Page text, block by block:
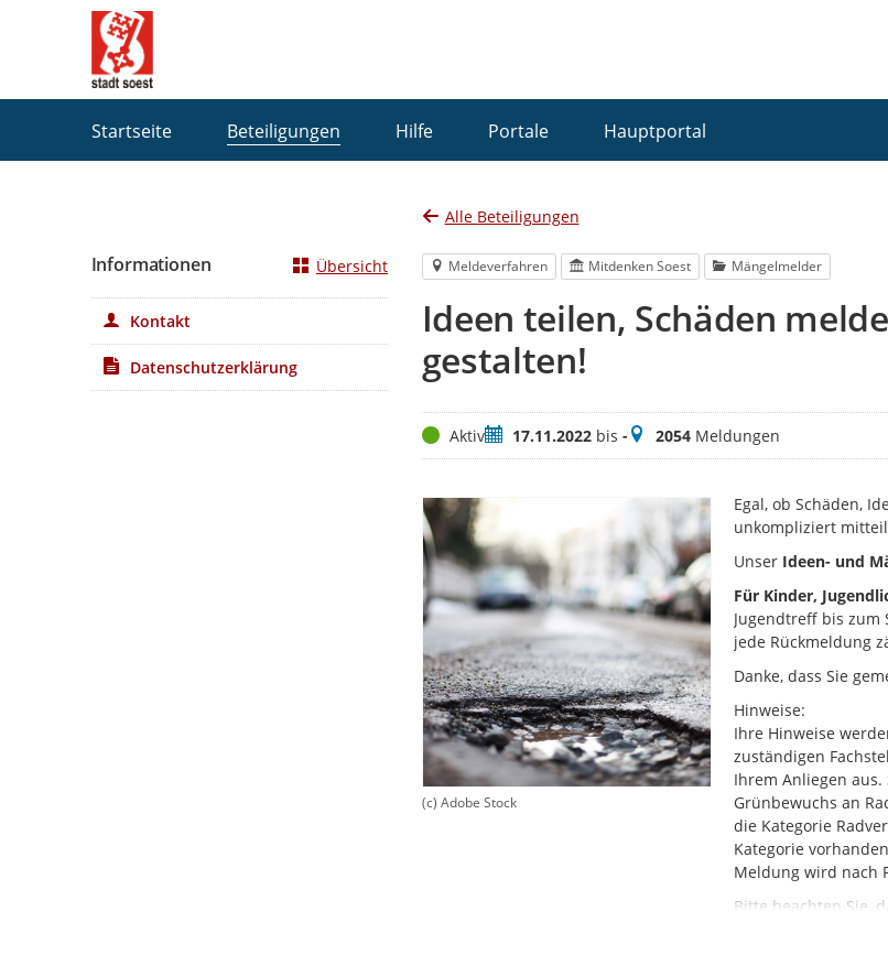
Startseite Beteiligungen Hilfe Portale Hauptportal
Alle Beteiligungen
Meldeverfahren Mitdenken Soest Mängelmelder
Ideen teilen, Schäden
gestalten!
StatusAktivZeitraum
17.11.2022bis -Meldungen
2054Meldungen
(c) Adobe Stock
Egal, ob Schäden,
unkompliziert
Unser Ideen- und
Für Kinder,
Jugendtreff bis zum
jede Rückmeldung
Danke, dass Sie
Hinweise:
Ihre Hinweise
zuständigen
Ihrem Anliegen
Grünbewuchs an
die Kategorie
Kategorie
Meldung wird nach
Bitte beachten Sie,
nicht über den
Informationen Übersicht
Kontakt
Datenschutzerklärung